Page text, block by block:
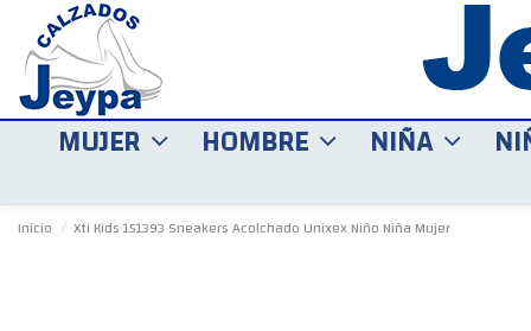
MUJER HOMBRE NIÑA
Inicio Xti Kids 151393 Sneakers Acolchado Unixex Niño Niña Mujer